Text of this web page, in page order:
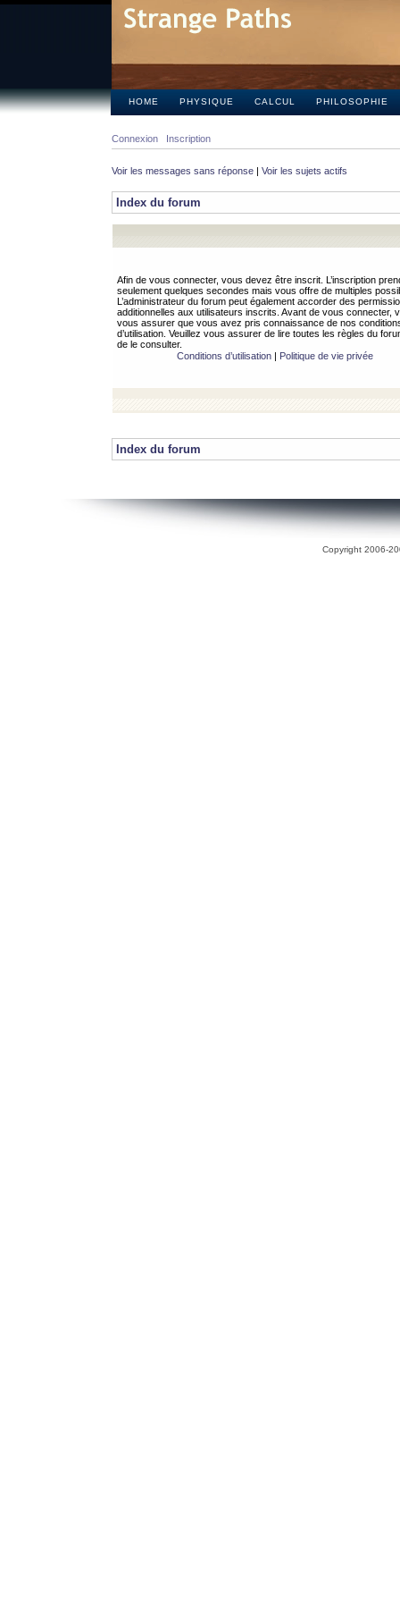
HOME PHYSIQUE CALCUL PHILOSOPHIE
Connexion Inscription
Voir les messages sans réponse | Voir les sujets actifs
Index du forum
Afin de vous connecter, vous devez être inscrit. L’inscription
seulement quelques secondes mais vous offre de multiples
L’administrateur du forum peut également accorder des
additionnelles aux utilisateurs inscrits. Avant de vous connecter,
vous assurer que vous avez pris connaissance de nos
d’utilisation. Veuillez vous assurer de lire toutes les règles du
de le consulter.
Conditions d’utilisation| Politique de vie privée
Index du forum
Copyright 2006-